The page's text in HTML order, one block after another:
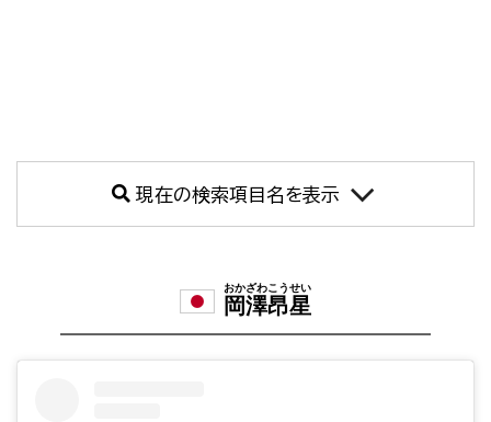
現在の検索項目名を表示
岡澤昂星
おかざわこうせい